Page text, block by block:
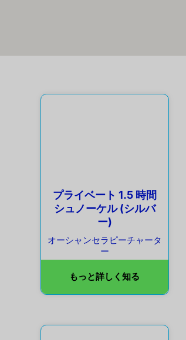
プライベート 1.5 時間
シュノーケル (シルバ
ー)
オーシャンセラピーチャータ
ー
もっと詳しく知る